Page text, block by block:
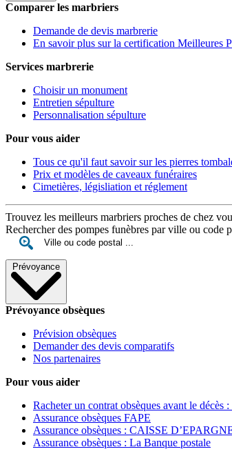
Comparer les marbriers
Demande de devis marbrerie
En savoir plus sur la certification Meilleures
Services marbrerie
Choisir un monument
Entretien sépulture
Personnalisation sépulture
Pour vous aider
Tous ce qu'il faut savoir sur les pierres
Prix et modèles de caveaux funéraires
Cimetières, législiation et réglement
Trouvez les meilleurs marbriers proches de chez
Rechercher des pompes funèbres par ville ou code
Prévoyance
Prévoyance obsèques
Prévision obsèques
Demander des devis comparatifs
Nos partenaires
Pour vous aider
Racheter un contrat obsèques avant le décès
Assurance obsèques FAPE
Assurance obsèques : CAISSE
Assurance obsèques : La Banque postale